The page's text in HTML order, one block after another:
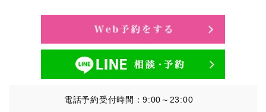
電話予約受付時間：9:00～23:00